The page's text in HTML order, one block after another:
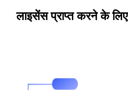
लाइसेंस प्राप्त करने के लिए